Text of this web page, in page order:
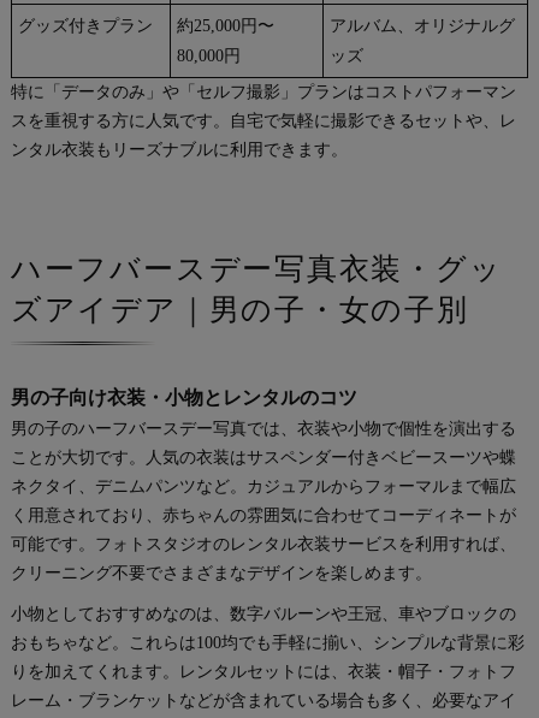
グッズ付きプラン
約25,000円〜
80,000円
アルバム、オリジナルグ
ッズ
特に「データのみ」や「セルフ撮影」プランはコストパフォーマン
スを重視する方に人気です。自宅で気軽に撮影できるセットや、レ
ンタル衣装もリーズナブルに利用できます。
ハーフバースデー写真衣装・グッ
ズアイデア｜男の子・女の子別
男の子向け衣装・小物とレンタルのコツ
男の子のハーフバースデー写真では、衣装や小物で個性を演出する
ことが大切です。人気の衣装はサスペンダー付きベビースーツや蝶
ネクタイ、デニムパンツなど。カジュアルからフォーマルまで幅広
く用意されており、赤ちゃんの雰囲気に合わせてコーディネートが
可能です。フォトスタジオのレンタル衣装サービスを利用すれば、
クリーニング不要でさまざまなデザインを楽しめます。
小物としておすすめなのは、数字バルーンや王冠、車やブロックの
おもちゃなど。これらは100均でも手軽に揃い、シンプルな背景に彩
りを加えてくれます。レンタルセットには、衣装・帽子・フォトフ
レーム・ブランケットなどが含まれている場合も多く、必要なアイ